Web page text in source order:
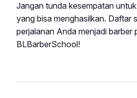
Jangan tunda kesempatan
yang bisa menghasilkan. Daftar
perjalanan Anda menjadi barber
BLBarberSchool!